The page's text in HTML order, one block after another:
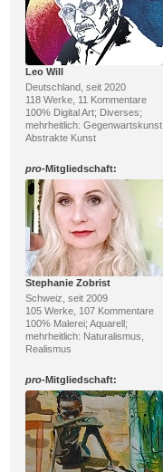
Leo Will
Deutschland, seit 2020
118 Werke, 11 Kommentare
100% Digital Art; Diverses;
mehrheitlich: Gegenwartskunst,
Abstrakte Kunst
pro-Mitgliedschaft:
Stephanie Zobrist
Schweiz, seit 2009
105 Werke, 107 Kommentare
100% Malerei; Aquarell;
mehrheitlich: Naturalismus,
Realismus
pro-Mitgliedschaft: